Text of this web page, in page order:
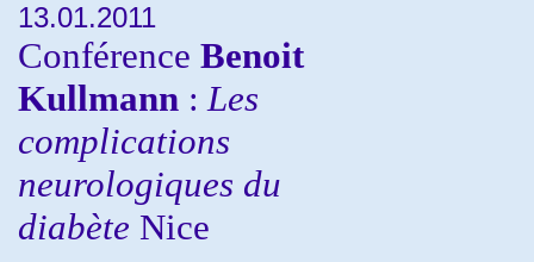
13.01.2011
Conférence Benoit
Kullmann : Les
complications
neurologiques du
diabète Nice